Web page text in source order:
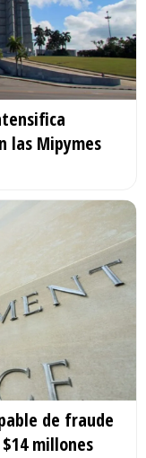
las Mipymes
de fraude
millones